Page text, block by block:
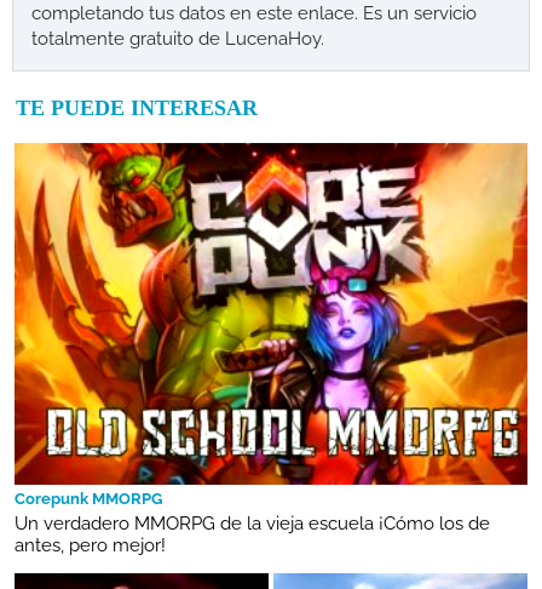
completando tus datos en este enlace. Es un servicio
totalmente gratuito de LucenaHoy.
TE PUEDE INTERESAR
Corepunk MMORPG
Un verdadero MMORPG de la vieja escuela ¡Cómo los de
antes, pero mejor!